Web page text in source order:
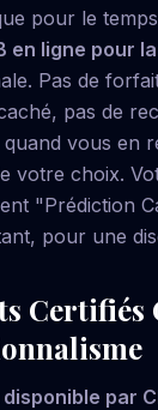
pour le
en ligne pour
Pas de
pas de
vous en
votre choix.
"Prédiction
pour une
Certifiés
par